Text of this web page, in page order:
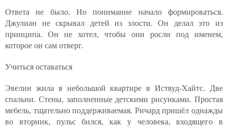
Ответа не было. Но понимание начало формироваться.
Джулиан не скрывал детей из злости. Он делал это из
принципа. Он не хотел, чтобы они росли под именем,
которое он сам отверг.
Учиться оставаться
Эвелин жила в небольшой квартире в Иствуд-Хайтс. Две
спальни. Стены, заполненные детскими рисунками. Простая
мебель, тщательно поддерживаемая. Ричард пришёл однажды
во вторник, пульс бился, как у человека, входящего в